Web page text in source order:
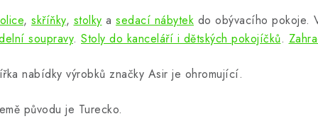
, skříňky, stolky a sedací nábytek do obývacího pokoje.
soupravy. Stoly do kanceláří i dětských pokojíčků.
nabídky výrobků značky Asir je ohromující.
původu je Turecko.